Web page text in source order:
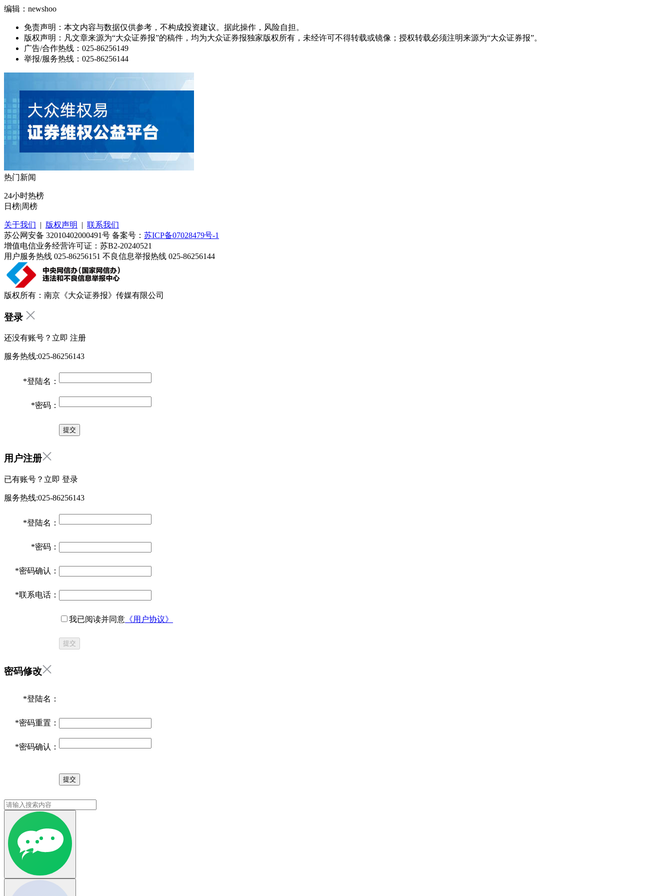
编辑：newshoo
免责声明：本文内容与数据仅供参考，不构成投资建议。据此操作，风险自担。
版权声明：凡文章来源为“大众证券报”的稿件，均为大众证券报独家版权所有，未经许可不得转载或镜像；授权转载必须注明来源为“大众证券报”。
广告/合作热线：025-86256149
举报/服务热线：025-86256144
热门新闻
24小时热榜
日榜|周榜
关于我们 | 版权声明 | 联系我们
苏公网安备 32010402000491号 备案号： 苏ICP备07028479号-1
增值电信业务经营许可证：苏B2-20240521
用户服务热线 025-86256151 不良信息举报热线 025-86256144
版权所有：南京《大众证券报》传媒有限公司
登录
还没有账号？立即 注册
服务热线:025-86256143
*登陆名：
*密码：
用户注册
已有账号？立即 登录
服务热线:025-86256143
*登陆名：
*密码：
*密码确认：
*联系电话：
我已阅读并同意 《用户协议》
提交
密码修改
*登陆名：
*密码重置：
*密码确认：